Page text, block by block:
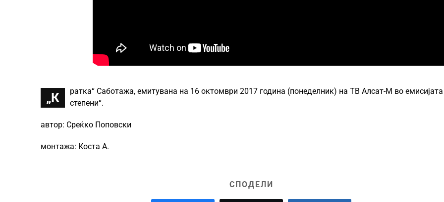
„К
ратка“ Саботажа, емитувана на 16 октомври 2017 година (понеделник) на ТВ Алсат-М во емисијата
степени“.
автор: Среќко Поповски
монтажа: Коста А.
СПОДЕЛИ